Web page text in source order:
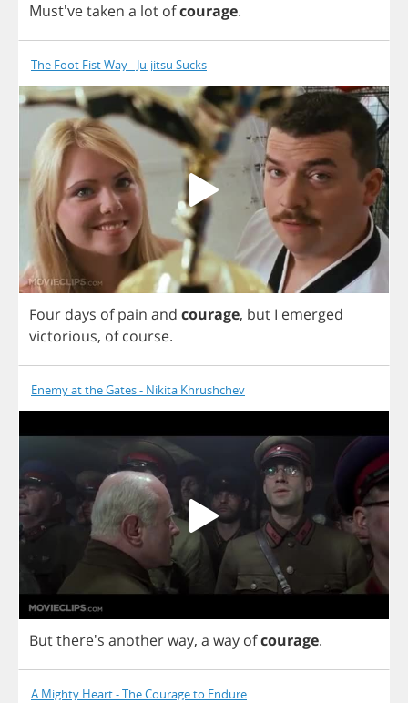
Must'vetaken a lot ofcourage.
The Foot Fist Way - Ju-jitsu Sucks
Four days of pain and courage, but I emerged
victorious, of course.
Enemy at the Gates - Nikita Khrushchev
Butthere's anotherway, a way ofcourage.
A Mighty Heart - The Courage to Endure